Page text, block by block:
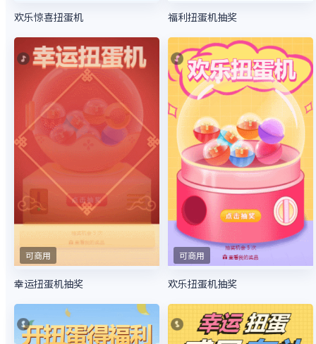
欢乐惊喜扭蛋机 福利扭蛋机抽奖
可商用
幸运扭蛋机抽奖
可商用
欢乐扭蛋机抽奖